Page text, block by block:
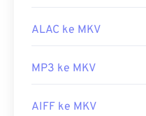
https://
ALAC ke MKV
MP3 ke MKV
AIFF ke MKV